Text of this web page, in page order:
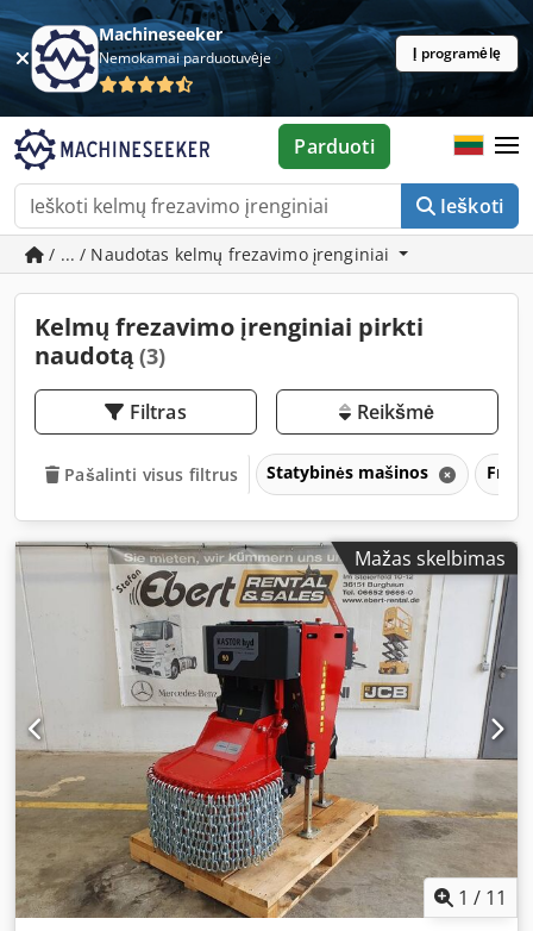
Machineseeker
Nemokamai parduotuvėje Į programėlę
Ieškoti
Parduoti
/ ... / Naudotas kelmų frezavimo įrenginiai
Kelmų frezavimo įrenginiai pirkti
naudotą(3)
Filtras Reikšmė
Pašalinti visus filtrus Statybinės mašinos
Mažas skelbimas
1 / 11